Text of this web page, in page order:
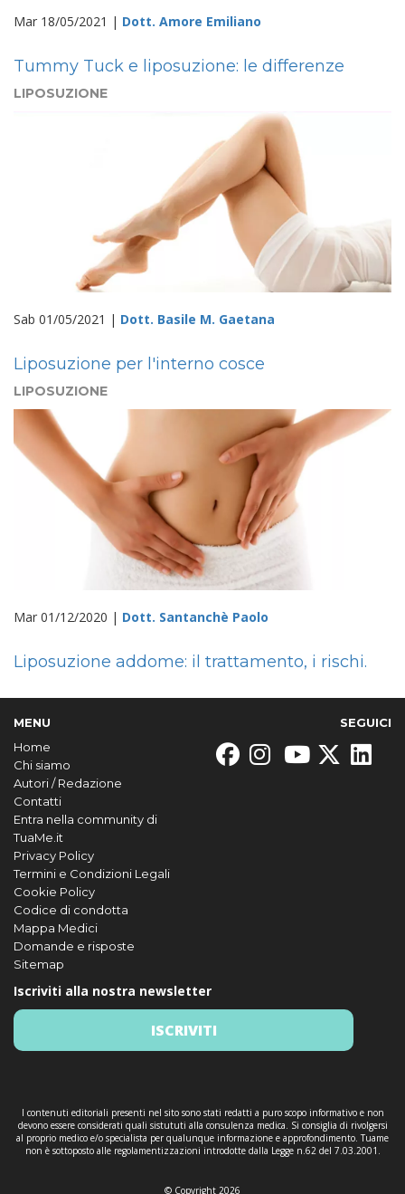
Mar 18/05/2021 | Dott. Amore Emiliano
Tummy Tuck e liposuzione: le differenze
LIPOSUZIONE
Sab 01/05/2021 | Dott. Basile M. Gaetana
Liposuzione per l'interno cosce
LIPOSUZIONE
Mar 01/12/2020 | Dott. Santanchè Paolo
Liposuzione addome: il trattamento, i rischi.
MENU
Home
Chi siamo
Autori / Redazione
Contatti
Entra nella community di
TuaMe.it
Privacy Policy
Termini e Condizioni Legali
Cookie Policy
Codice di condotta
Mappa Medici
Domande e risposte
Sitemap
SEGUICI
Iscriviti alla nostra newsletter
ISCRIVITI
I contenuti editoriali presenti nel sito sono stati redatti a puro scopo informativo e non
devono essere considerati quali sistututi alla consulenza medica. Si consiglia di rivolgersi
al proprio medico e/o specialista per qualunque informazione e approfondimento. Tuame
non è sottoposto alle regolamentizzazioni introdotte dalla Legge n.62 del 7.03.2001.
© Copyright 2026